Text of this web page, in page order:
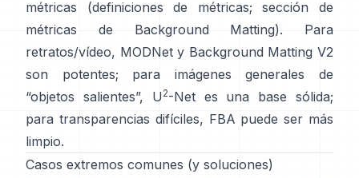
métricas
(definiciones de métricas;
sección de
métricas de Background Matting). Para
retratos/vídeo, MODNety Background Matting V2
son potentes; para imágenes generales de
“objetos salientes”,
U2-Netes una base sólida;
para transparencias difíciles, FBA puede ser más
limpio.
Casos extremos comunes (y soluciones)